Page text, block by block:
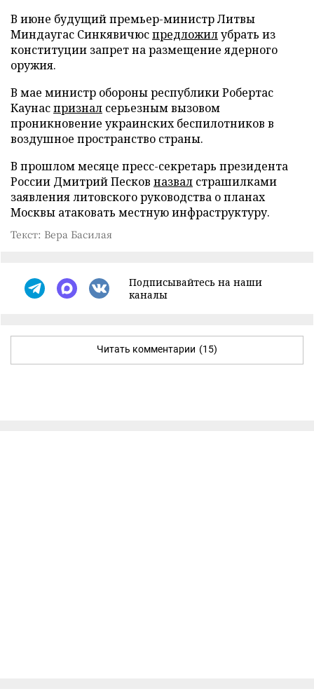
В июне будущий премьер-министр Литвы
Миндаугас Синкявичюспредложилубрать из
конституции запрет на размещение ядерного
оружия.
В мае министр обороны республики Робертас
Каунаспризнал серьезным вызовом
проникновение украинских беспилотников в
воздушное пространство страны.
В прошлом месяце пресс-секретарь президента
России Дмитрий Песков назвал страшилками
заявления литовского руководства о планах
Москвы атаковать местную инфраструктуру.
Текст: Вера Басилая
Подписывайтесь на наши
каналы
Читать комментарии (15)